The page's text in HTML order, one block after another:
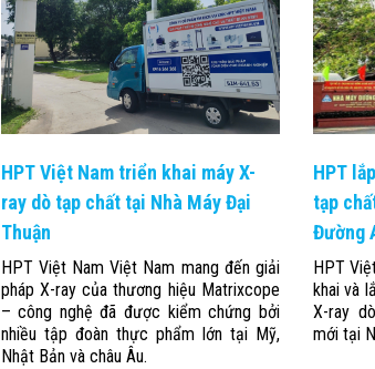
HPT Việt Nam triển khai máy X-
ray dò tạp chất tại Nhà Máy Đại
Thuận
HPT Việt Nam Việt Nam mang đến giải
pháp X-ray của thương hiệu Matrixcope
– công nghệ đã được kiểm chứng bởi
nhiều tập đoàn thực phẩm lớn tại Mỹ,
Nhật Bản và châu Âu.
HPT
tạp
Đường
HPT
khai và
X-ray
mới tại